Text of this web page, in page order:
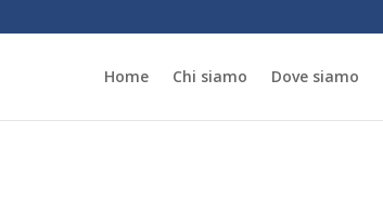
Home Chi siamo Dove siamo